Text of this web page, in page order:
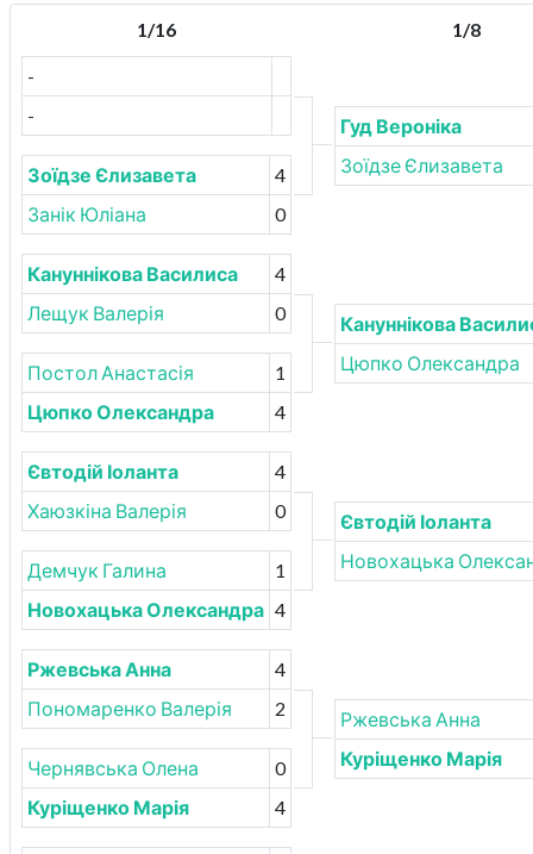
1/16
1/8
-
-
Зоїдзе Єлизавета
4
Занік Юліана
0
Кануннікова Василиса
4
Лещук Валерія
0
Постол Анастасія
1
Цюпко Олександра
4
Євтодій Іоланта
4
Хаюзкіна Валерія
0
Демчук Галина
1
Новохацька Олександра 4
Ржевська Анна
4
Пономаренко Валерія
2
Чернявська Олена
0
Куріщенко Марія
4
Гуд Вероніка
Зоїдзе Єлизавета
Кануннікова
Цюпко Олександра
Євтодій Іоланта
Новохацька
Ржевська Анна
Куріщенко Марія